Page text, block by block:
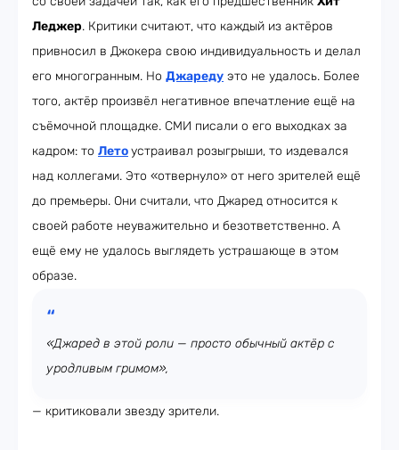
Леджер. Критики считают, что каждый из актёров
привносил в Джокера свою индивидуальность и делал
его многогранным. Но Джареду это не удалось. Более
того, актёр произвёл негативное впечатление ещё на
съёмочной площадке. СМИ писали о его выходках за
кадром: то Летоустраивал розыгрыши, то издевался
над коллегами. Это «отвернуло» от него зрителей ещё
до премьеры. Они считали, что Джаред относится к
своей работе неуважительно и безответственно. А
ещё ему не удалось выглядеть устрашающе в этом
образе.
«Джаред в этой роли — просто обычный актёр с
уродливым гримом»,
— критиковали звезду зрители.